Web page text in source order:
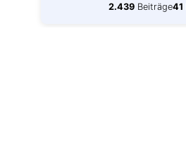
2.439 Beiträge41